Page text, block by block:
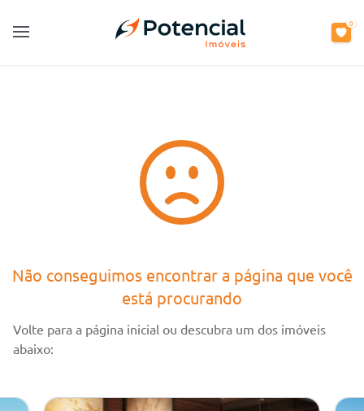
Open main menu
0
Open main menu
0
Não conseguimos encontrar a página que você
está procurando
Volte para a página inicial ou descubra um dos imóveis
abaixo: